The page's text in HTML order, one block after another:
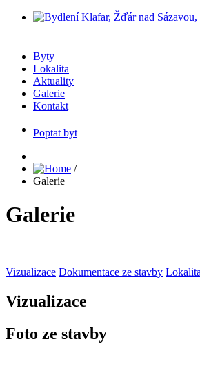
Byty
Lokalita
Aktuality
Galerie
Kontakt
Poptat byt
/
Galerie
Galerie
Vizualizace Dokumentace ze stavby Lokalita
Vizualizace
Foto ze stavby